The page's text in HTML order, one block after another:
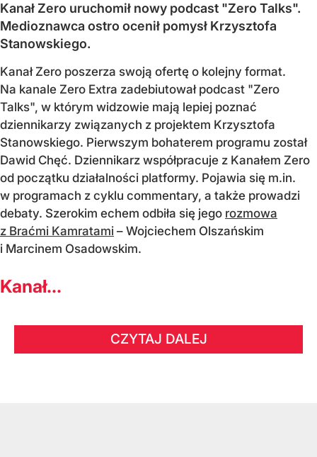
Kanał Zero uruchomił nowy podcast "Zero Talks".
Medioznawca ostro ocenił pomysł Krzysztofa
Stanowskiego.
Kanał Zero poszerza swoją ofertę o kolejny format.
Na kanale Zero Extra zadebiutował podcast "Zero
Talks", w którym widzowie mają lepiej poznać
dziennikarzy związanych z projektem Krzysztofa
Stanowskiego. Pierwszym bohaterem programu został
Dawid Chęć. Dziennikarz współpracuje z Kanałem Zero
od początku działalności platformy. Pojawia się m.in.
w programach z cyklu commentary, a także prowadzi
debaty. Szerokim echem odbiła się jego rozmowa
z Braćmi Kamratami – Wojciechem Olszańskim
i Marcinem Osadowskim.
Kanał...
CZYTAJ DALEJ